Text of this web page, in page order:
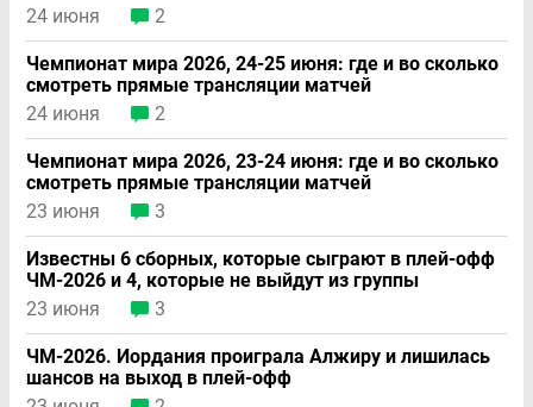
24 июня
2
Чемпионат мира 2026, 24-25 июня: где и во сколько
смотреть прямые трансляции матчей
24 июня
2
Чемпионат мира 2026, 23-24 июня: где и во сколько
смотреть прямые трансляции матчей
23 июня
3
Известны 6 сборных, которые сыграют в плей-офф
ЧМ-2026 и 4, которые не выйдут из группы
23 июня
3
ЧМ-2026. Иордания проиграла Алжиру и лишилась
шансов на выход в плей-офф